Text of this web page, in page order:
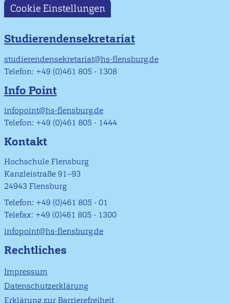
Cookie Einstellungen
Studierendensekretariat
studierendensekretariat@hs-flensburg.de
Telefon: +49 (0)461 805 - 1308
Info Point
infopoint@hs-flensburg.de
Telefon: +49 (0)461 805 - 1444
Kontakt
Hochschule Flensburg
Kanzleistraße 91–93
24943 Flensburg
Telefon: +49 (0)461 805 - 01
Telefax: +49 (0)461 805 - 1300
infopoint@hs-flensburg.de
Rechtliches
Impressum
Datenschutzerklärung
Erklärung zur Barrierefreiheit